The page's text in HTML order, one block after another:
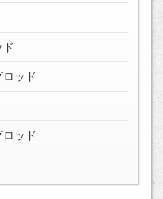
ッド
ッド